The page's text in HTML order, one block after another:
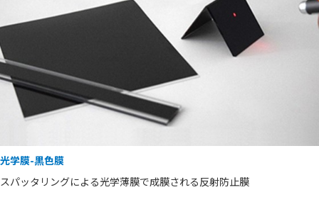
光学膜-黒色膜
スパッタリングによる光学薄膜で成膜される反射防止膜